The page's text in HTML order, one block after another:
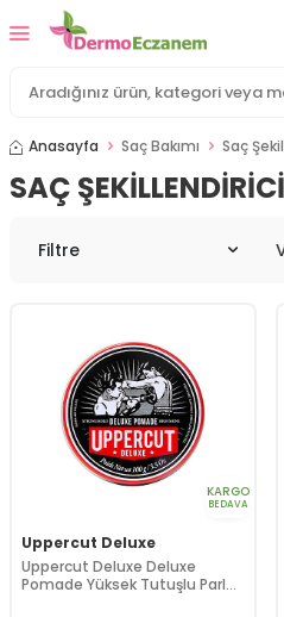
Anasayfa Saç Bakımı Saç
SAÇ ŞEKILLENDIRICI
Filtre
KARGO
BEDAVA
Uppercut Deluxe
Uppercut Deluxe Deluxe
Pomade Yüksek Tutuşlu Parlak